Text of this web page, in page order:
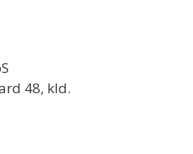
48, kld.